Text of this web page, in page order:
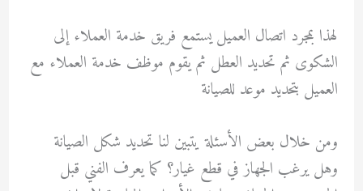
لهذا بمجرد اتصال العميل يستمع فريق خدمة العملاء إلى
الشكوى ثم تحديد العطل ثم يقوم موظف خدمة العملاء مع
العميل بتحديد موعد للصيانة
ومن خلال بعض الأسئلة يتبين لنا تحديد شكل الصيانة
وهل يرغب الجهاز في قطع غيار؟ كما يعرف الفني قبل